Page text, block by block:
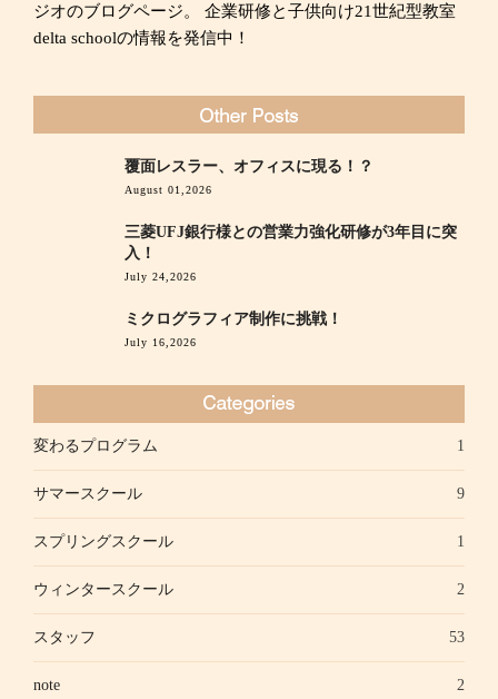
ジオのブログページ。 企業研修と子供向け21世紀型教室
delta schoolの情報を発信中！
覆面レスラー、オフィスに現る！？
August 01,2026
三菱UFJ銀行様との営業力強化研修が3年目に突
入！
July 24,2026
ミクログラフィア制作に挑戦！
July 16,2026
変わるプログラム 1
サマースクール 9
スプリングスクール 1
ウィンタースクール 2
スタッフ 53
note 2